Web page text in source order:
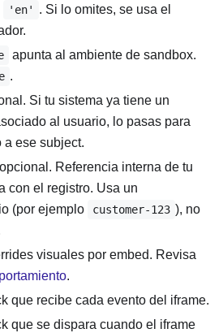
'en'
. Si lo omites, se usa el
apunta al ambiente de sandbox.
.
Si tu sistema ya tiene un
al usuario, lo pasas para
a ese subject.
Referencia interna de tu
con el registro. Usa un
(por ejemplo
customer-123 ), no
visuales por embed. Revisa
.
que recibe cada evento del iframe.
que se dispara cuando el iframe